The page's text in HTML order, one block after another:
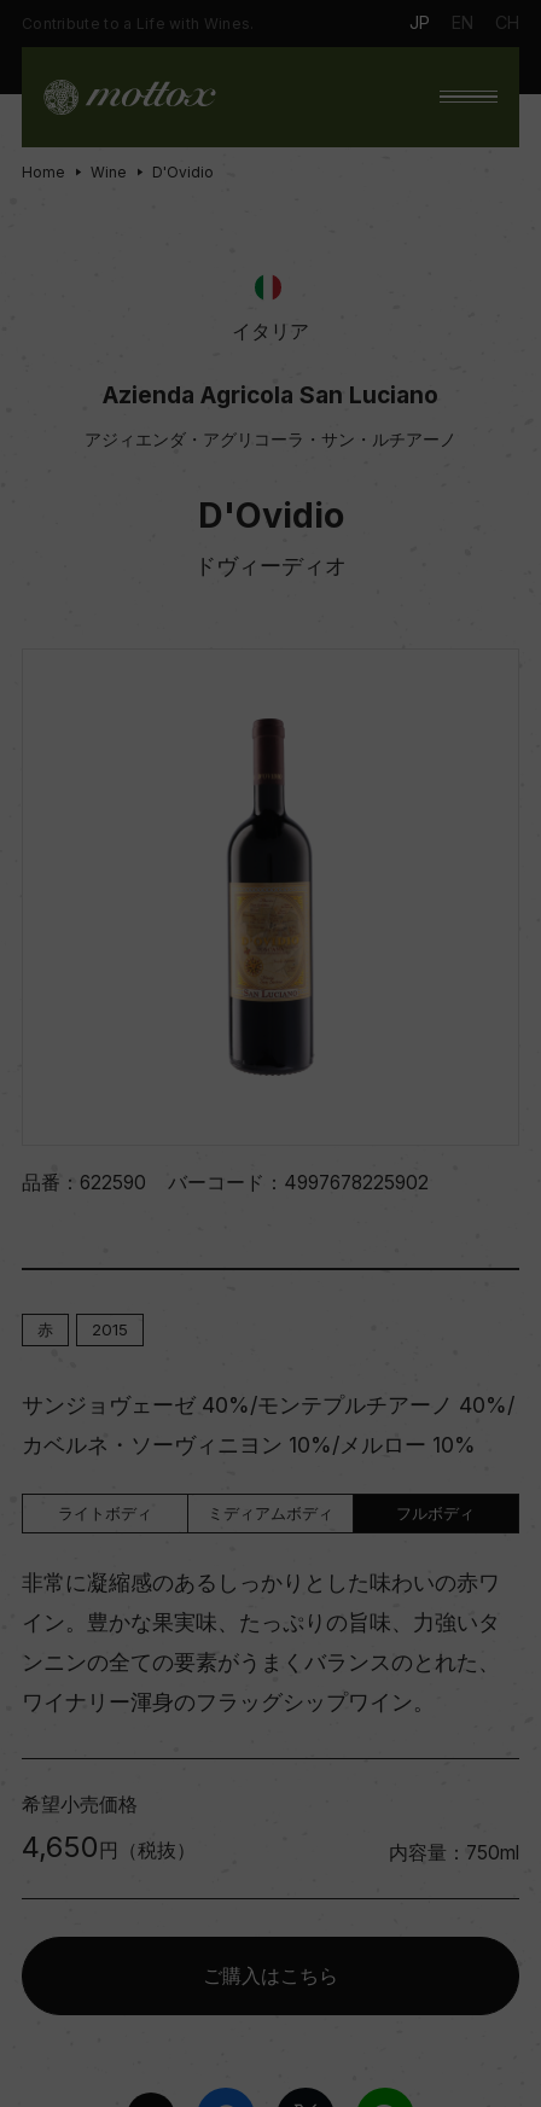
Contribute to a Life with Wines. JP EN CH
Home Wine D'Ovidio
イタリア
Azienda Agricola San Luciano
アジィエンダ・アグリコーラ・サン・ルチアーノ
D'Ovidio
ドヴィーディオ
品番： 622590 バーコード： 4997678225902
赤 2015
サンジョヴェーゼ 40%/モンテプルチアーノ 40%/
カベルネ・ソーヴィニヨン 10%/メルロー 10%
ライトボディ ミディアムボディ フルボディ
非常に凝縮感のあるしっかりとした味わいの赤ワ
イン。豊かな果実味、たっぷりの旨味、力強いタ
ンニンの全ての要素がうまくバランスのとれた、
ワイナリー渾身のフラッグシップワイン。
希望小売価格
4,650 円（税抜） 内容量：750ml
ご購入はこちら